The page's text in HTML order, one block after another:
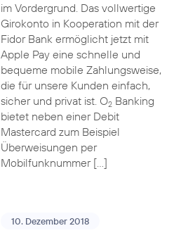
im Vordergrund. Das vollwertige
Girokonto in Kooperation mit der
Fidor Bank ermöglicht jetzt mit
Apple Pay eine schnelle und
bequeme mobile Zahlungsweise,
die für unsere Kunden einfach,
sicher und privat ist. O2Banking
bietet neben einer Debit
Mastercard zum Beispiel
Überweisungen per
Mobilfunknummer […]
10. Dezember 2018